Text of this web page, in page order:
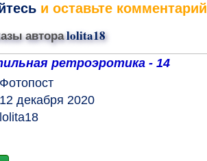
и оставьте комментарий
автораlolita18
ретроэротика - 14
Фотопост
12 декабря 2020
lolita18